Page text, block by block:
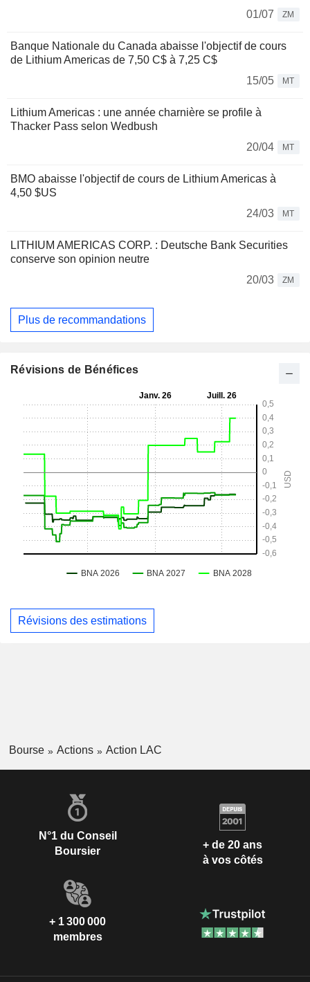
01/07
ZM
Banque Nationale du Canada abaisse l'objectif de cours
de Lithium Americas de 7,50 C$ à 7,25 C$
15/05
MT
Lithium Americas : une année charnière se profile à
Thacker Pass selon Wedbush
20/04
MT
BMO abaisse l'objectif de cours de Lithium Americas à
4,50 $US
24/03
MT
LITHIUM AMERICAS CORP. : Deutsche Bank Securities
conserve son opinion neutre
20/03
ZM
Plus de recommandations
Révisions de Bénéfices
Révisions des estimations
Bourse Actions Action LAC
N°1 du Conseil
Boursier
+ de 20 ans
à vos côtés
+ 1 300 000
membres